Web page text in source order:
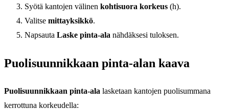
Syötä kantojen välinen kohtisuora korkeus (h).
Valitse mittayksikkö.
Napsauta Laske pinta-ala nähdäksesi tuloksen.
Puolisuunnikkaan pinta-alan kaava
Puolisuunnikkaan pinta-ala lasketaan kantojen puolisummana
kerrottuna korkeudella: